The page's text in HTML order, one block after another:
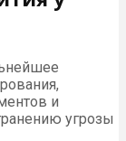
и
угрозы